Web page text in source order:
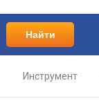
Найти
Инструмент